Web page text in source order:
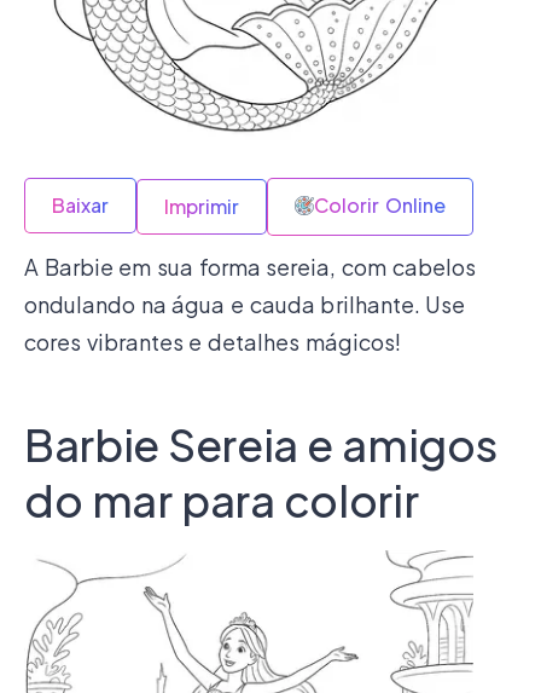
Baixar Imprimir Colorir Online
A Barbie em sua forma sereia, com cabelos
ondulando na água e cauda brilhante. Use
cores vibrantes e detalhes mágicos!
Barbie Sereia e amigos
do mar para colorir